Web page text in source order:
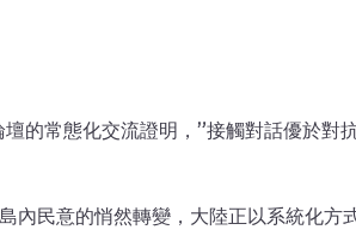
的常態化交流證明，”接觸對話優於對
民意的悄然轉變，大陸正以系統化方